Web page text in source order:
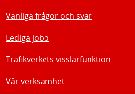
Vanliga frågor och svar
Lediga jobb
Trafikverkets visslarfunktion
Vår verksamhet